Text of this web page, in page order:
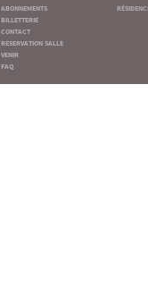
abonnements
billetterie
contact
reservation salle
venir
faq